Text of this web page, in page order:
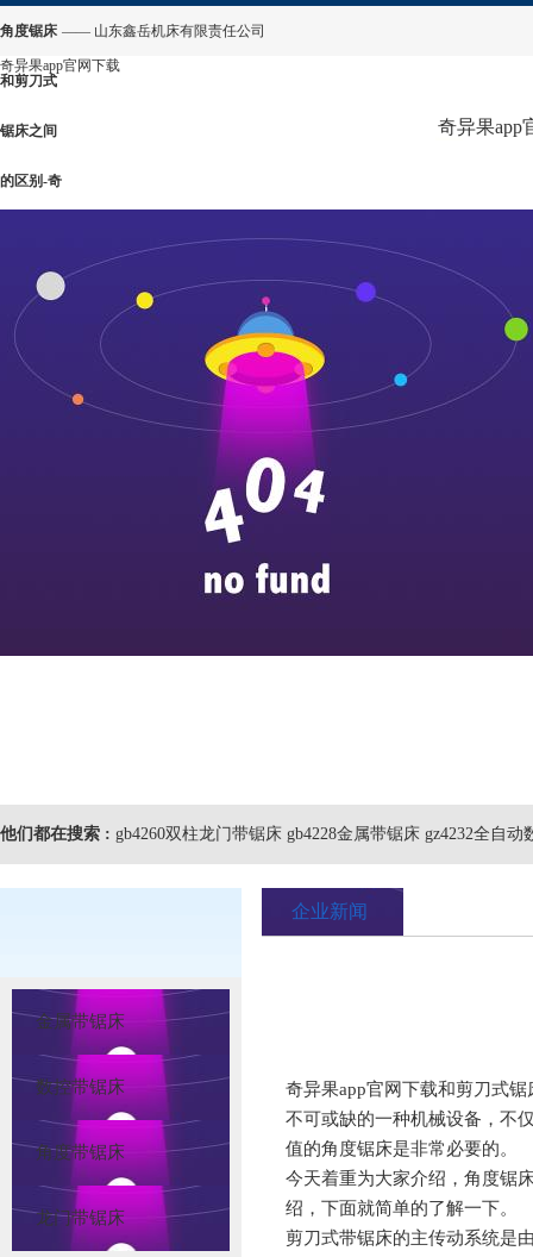
角度锯床
和剪刀式
锯床之间
的区别-奇
官网下载
—— 山东鑫岳机床有限责任公司
奇异果app官网下载
奇异果app
他们都在搜索 : gb4260双柱龙门带锯床 gb4228金属带锯床 gz4232全自动
金属带锯床
数控带锯床
角度带锯床
龙门带锯床
企业新闻
奇异果app官网下载和剪刀式锯
不可或缺的一种机械设备，不
值的角度锯床是非常必要的。
今天着重为大家介绍，角度锯
绍，下面就简单的了解一下。
剪刀式带锯床的主传动系统是